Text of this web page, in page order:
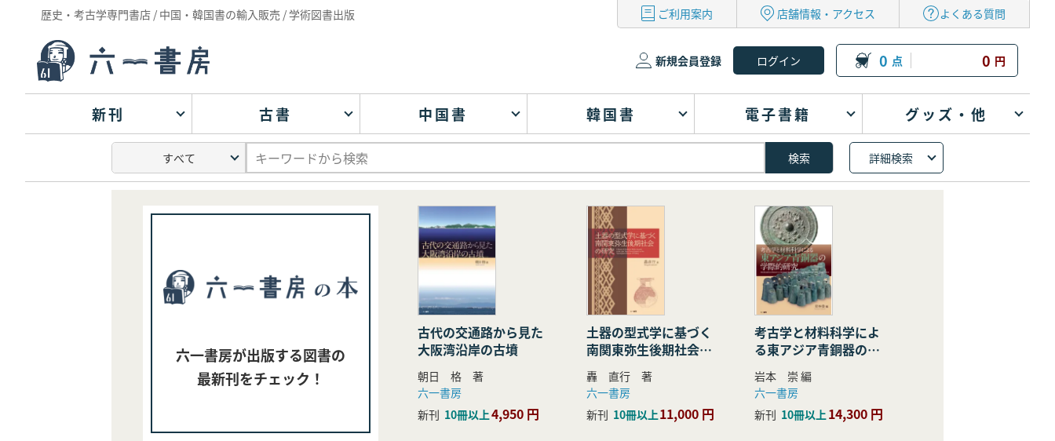
歴史・考古学専門書店 / 中国・韓国書の輸入販売 / 学術図書出版 ご利用案内 店舗情報・アクセス よくある質問
新規会員登録 0 点 0 円
新刊 古書 中国書 韓国書 電子書籍 グッズ・他
詳細検索
六一書房が出版する図書の
最新刊をチェック！
古代の交通路から見た
大阪湾沿岸の古墳
朝日 格 著
六一書房
新刊 10冊以上4,950 円
土器の型式学に基づく
南関東弥生後期社会の
研究
轟 直行 著
六一書房
新刊 10冊以上11,000 円
考古学と材料科学によ
る東アジア青銅器の学
際的研究
岩本 崇 編
六一書房
新刊 10冊以上14,300 円